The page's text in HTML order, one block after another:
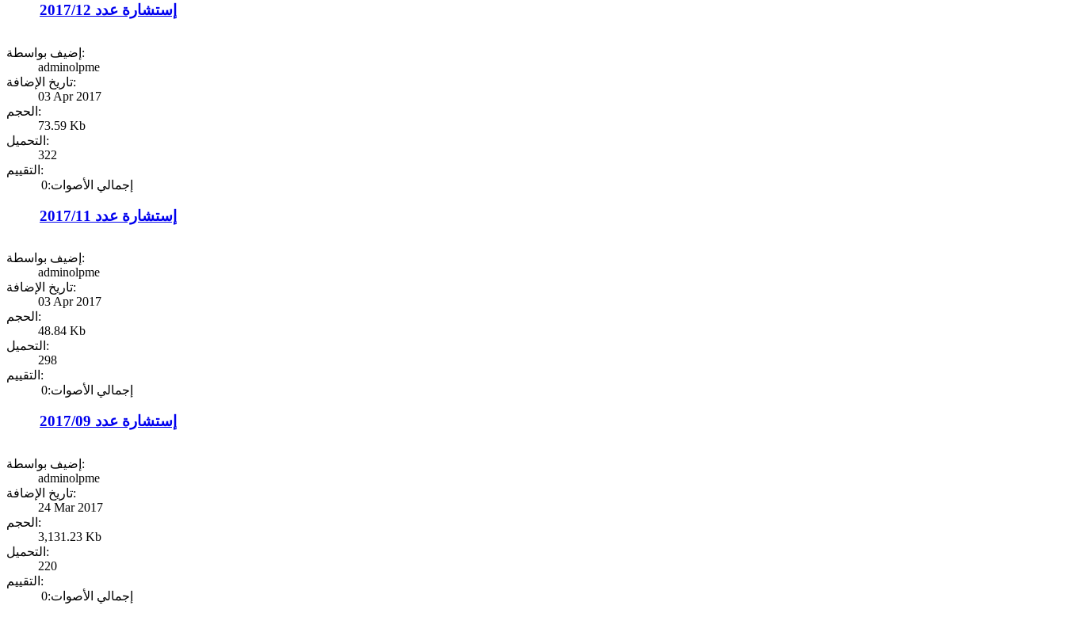
إستشارة عدد 2017/12
إضيف بواسطة:
adminolpme
تاريخ الإضافة:
03 Apr 2017
الحجم:
73.59 Kb
التحميل:
322
التقييم:
إجمالي الأصوات:0
إستشارة عدد 2017/11
إضيف بواسطة:
adminolpme
تاريخ الإضافة:
03 Apr 2017
الحجم:
48.84 Kb
التحميل:
298
التقييم:
إجمالي الأصوات:0
إستشارة عدد 2017/09
إضيف بواسطة:
adminolpme
تاريخ الإضافة:
24 Mar 2017
الحجم:
3,131.23 Kb
التحميل:
220
التقييم:
إجمالي الأصوات:0